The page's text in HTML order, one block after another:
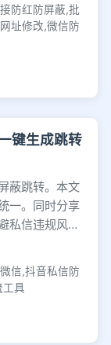
防红防屏蔽,批
址修改,微信防
键生成跳转
蔽跳转。本文
一。同时分享
私信违规风
信,抖音私信防
工具